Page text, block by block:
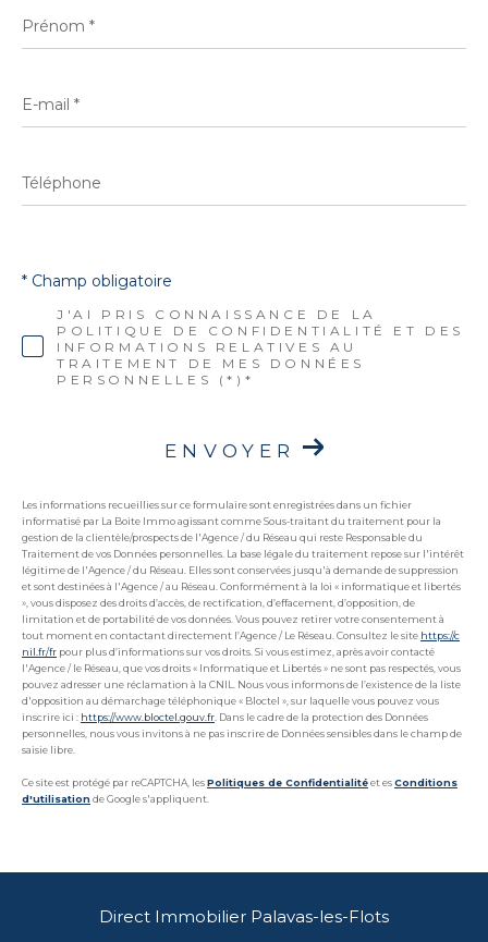
*
mail
*
J'AI PRIS CONNAISSANCE DE LA
POLITIQUE DE CONFIDENTIALITÉ ET DES
INFORMATIONS RELATIVES AU
TRAITEMENT DE MES DONNÉES
PERSONNELLES (*)*
* Champ obligatoire
ENVOYER
Les informations recueillies sur ce formulaire sont enregistrées dans un fichier
informatisé par La Boite Immo agissant comme Sous-traitant du traitement pour la
gestion de la clientèle/prospects de l'Agence / du Réseau qui reste Responsable du
Traitement de vos Données personnelles. La base légale du traitement repose sur l'intérêt
légitime de l'Agence / du Réseau. Elles sont conservées jusqu'à demande de suppression
et sont destinées à l'Agence / au Réseau. Conformément à la loi « informatique et libertés
», vous disposez des droits d’accès, de rectification, d’effacement, d’opposition, de
limitation et de portabilité de vos données. Vous pouvez retirer votre consentement à
tout moment en contactant directement l’Agence / Le Réseau. Consultez le site https://c
nil.fr/fr pour plus d’informations sur vos droits. Si vous estimez, après avoir contacté
l'Agence / le Réseau, que vos droits « Informatique et Libertés » ne sont pas respectés, vous
pouvez adresser une réclamation à la CNIL. Nous vous informons de l’existence de la liste
d'opposition au démarchage téléphonique « Bloctel », sur laquelle vous pouvez vous
inscrire ici : https://www.bloctel.gouv.fr . Dans le cadre de la protection des Données
personnelles, nous vous invitons à ne pas inscrire de Données sensibles dans le champ de
saisie libre.
Ce site est protégé par reCAPTCHA, lesPolitiques de Confidentialitéet esConditions
d'utilisationde Google s'appliquent.
Direct Immobilier Palavas-les-Flots